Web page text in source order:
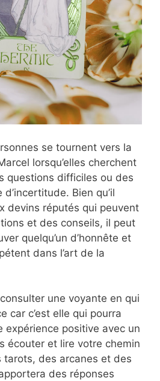
se tournent vers la
lorsqu’elles cherchent
questions difficiles ou des
Bien qu’il
devins réputés qui peuvent
et des conseils, il peut
quelqu’un d’honnête et
dans l’art de la
une voyante en qui
car c’est elle qui pourra
expérience positive avec un
écouter et lire votre chemin
tarots, des arcanes et des
des réponses